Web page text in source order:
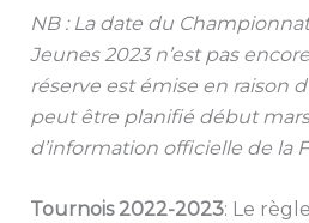
NB : La date du
Jeunes 2023 n’est pas
réserve est émise en raison
peut être planifié début
d’information officielle de la
Tournois 2022-2023: Le